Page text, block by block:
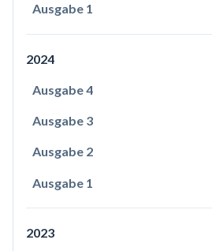
Ausgabe 1
2024
Ausgabe 4
Ausgabe 3
Ausgabe 2
Ausgabe 1
2023